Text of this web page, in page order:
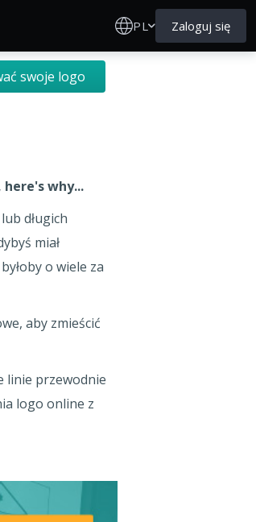
PL Zaloguj się
swoje logo
why...
długich
miał
o wiele za
aby zmieścić
linie przewodnie
logo online z